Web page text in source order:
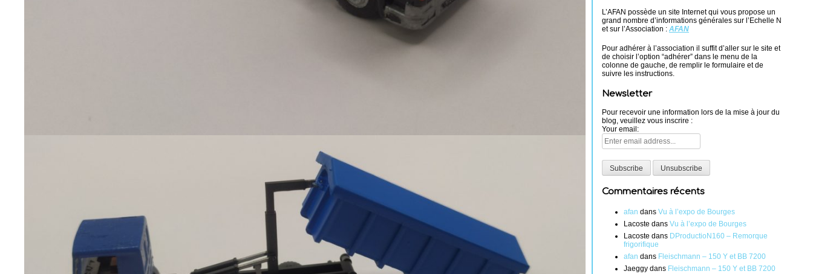
L’AFAN possède un site Internet qui vous propose un
grand nombre d’informations générales sur l’Echelle N
et sur l’Association : AFAN
Pour adhérer à l’association il suffit d’aller sur le site et
de choisir l’option “adhérer” dans le menu de la
colonne de gauche, de remplir le formulaire et de
suivre les instructions.
Newsletter
Pour recevoir une information lors de la mise à jour du
blog, veuillez vous inscrire :
Your email:
Commentaires récents
afan dans Vu à l’expo de Bourges
Lacoste dans Vu à l’expo de Bourges
Lacoste dans DProductioN160 – Remorque
frigorifique
afan dans Fleischmann – 150 Y et BB 7200
Jaeggy dans Fleischmann – 150 Y et BB 7200